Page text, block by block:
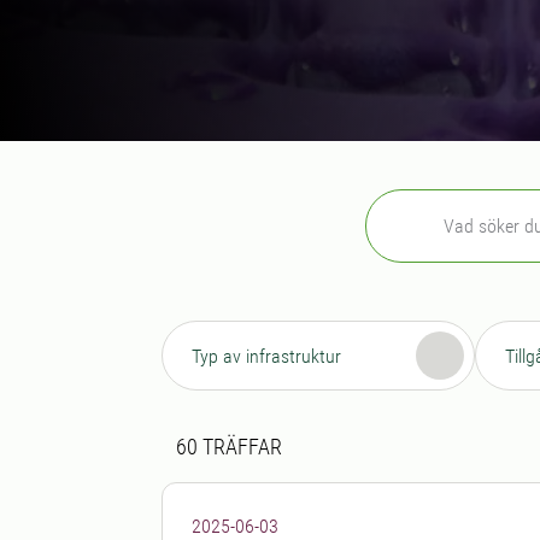
Sök
Typ av infrastruktur
Sökresultat
60 TRÄFFAR
2025-06-03